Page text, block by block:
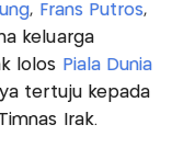
, Frans Putros,
keluarga
lolos Piala Dunia
tertuju kepada
Irak.